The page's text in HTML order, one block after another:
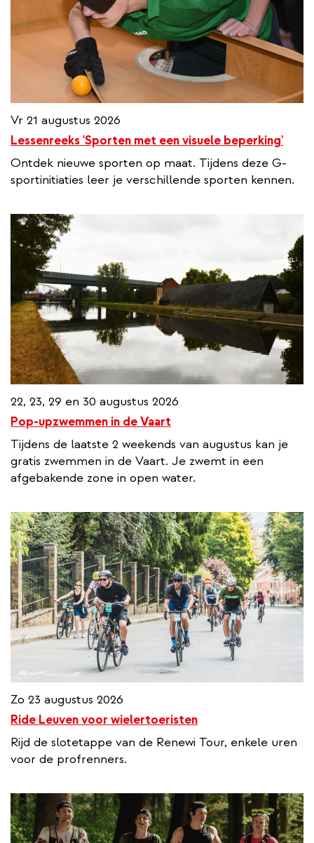
Vr 21 augustus 2026
Lessenreeks 'Sporten met een visuele beperking'
Ontdek nieuwe sporten op maat. Tijdens deze G-
sportinitiaties leer je verschillende sporten kennen.
22, 23, 29 en 30 augustus 2026
Pop-upzwemmen in de Vaart
Tijdens de laatste 2 weekends van augustus kan je
gratis zwemmen in de Vaart. Je zwemt in een
afgebakende zone in open water.
Zo 23 augustus 2026
Ride Leuven voor wielertoeristen
Rijd de slotetappe van de Renewi Tour, enkele uren
voor de profrenners.